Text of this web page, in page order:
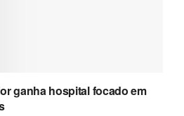
ganha hospital focado em